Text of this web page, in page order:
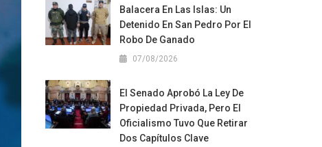
Balacera En Las Islas: Un
Detenido En San Pedro Por El
Robo De Ganado
07/08/2026
El Senado Aprobó La Ley De
Propiedad Privada, Pero El
Oficialismo Tuvo Que Retirar
Dos Capítulos Clave